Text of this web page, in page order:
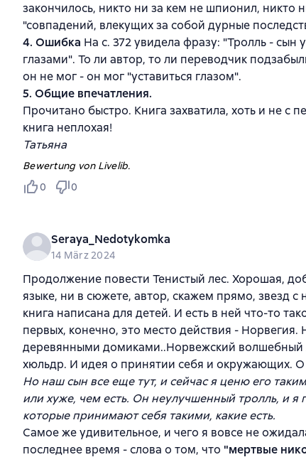
закончилось, никто ни за кем не шпионил, никто
"совпадений, влекущих за собой дурные
4. Ошибка На с. 372 увидела фразу: "Тролль -
глазами". То ли автор, то ли переводчик
он не мог - он мог "уставиться глазом".
5. Общие впечатления.
Прочитано быстро. Книга захватила, хоть и не с
книга неплохая!
Татьяна
Bewertung von Livelib.
0
0
Seraya_Nedotykomka
14 März 2024
Продолжение повести Тенистый лес. Хорошая,
языке, ни в сюжете, автор, скажем прямо, звезд
книга написана для детей. И есть в ней что-то
первых, конечно, это место действия - Норвегия.
деревянными домиками..Норвежский волшебный
хюльдр. И идея о принятии себя и
Но наш сын все еще тут, и сейчас я ценю его
или хуже, чем есть. Он неулучшенный тролль, и я
которые принимают себя такими, какие есть.
Самое же удивительное, и чего я вовсе не
последнее время - слова о том, что "мертвые